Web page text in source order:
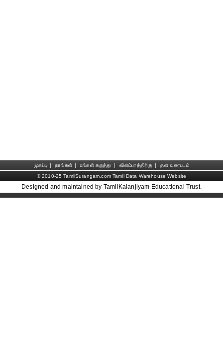
முகப்பு | நாங்கள் | உங்கள் கருத்து | விளம்பரத்திற்கு |
தள வரைபடம்
© 2010-25 TamilSurangam.com Tamil Data Warehouse Website
Designed and maintained by TamilKalanjiyam Educational Trust.